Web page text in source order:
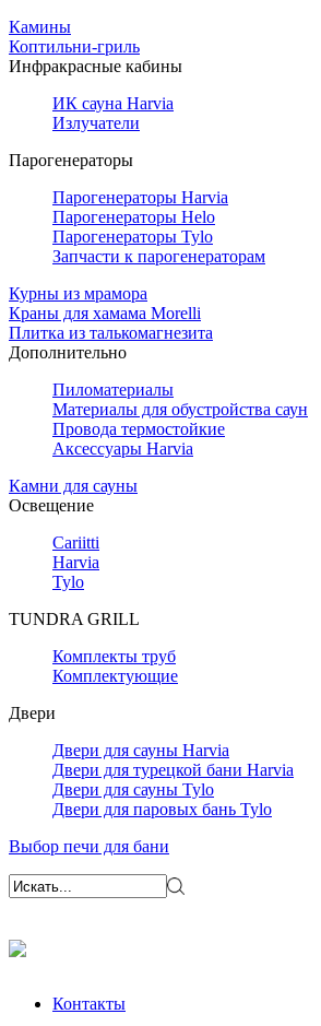
Камины
Коптильни-гриль
Инфракрасные кабины
ИК сауна Harvia
Излучатели
Парогенераторы
Парогенераторы Harvia
Парогенераторы Helo
Парогенераторы Tylo
Запчасти к парогенераторам
Курны из мрамора
Краны для хамама Morelli
Плитка из талькомагнезита
Дополнительно
Пиломатериалы
Материалы для обустройства саун
Провода термостойкие
Аксессуары Harvia
Камни для сауны
Освещение
Cariitti
Harvia
Tylo
TUNDRA GRILL
Комплекты труб
Комплектующие
Двери
Двери для сауны Harvia
Двери для турецкой бани Harvia
Двери для сауны Tylo
Двери для паровых бань Tylo
Выбор печи для бани
Контакты